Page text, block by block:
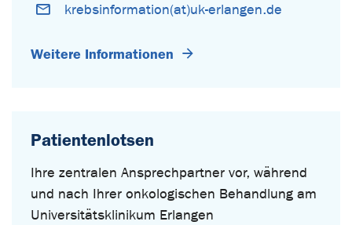
krebsinformation(at)uk-erlangen.de
Weitere Informationen
Patientenlotsen
Ihre zentralen Ansprechpartner vor, während
und nach Ihrer onkologischen Behandlung am
Universitätsklinikum Erlangen